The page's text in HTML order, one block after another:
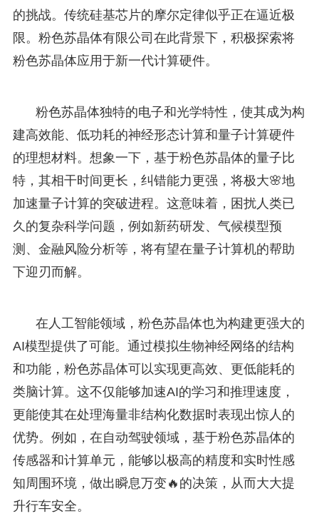
的挑战。传统硅基芯片的摩尔定律似乎正在逼近极
限。粉色苏晶体有限公司在此背景下，积极探索将
粉色苏晶体应用于新一代计算硬件。
粉色苏晶体独特的电子和光学特性，使其成为构
建高效能、低功耗的神经形态计算和量子计算硬件
的理想材料。想象一下，基于粉色苏晶体的量子比
特，其相干时间更长，纠错能力更强，将极大🌸地
加速量子计算的突破进程。这意味着，困扰人类已
久的复杂科学问题，例如新药研发、气候模型预
测、金融风险分析等，将有望在量子计算机的帮助
下迎刃而解。
在人工智能领域，粉色苏晶体也为构建更强大的
AI模型提供了可能。通过模拟生物神经网络的结构
和功能，粉色苏晶体可以实现更高效、更低能耗的
类脑计算。这不仅能够加速AI的学习和推理速度，
更能使其在处理海量非结构化数据时表现出惊人的
优势。例如，在自动驾驶领域，基于粉色苏晶体的
传感器和计算单元，能够以极高的精度和实时性感
知周围环境，做出瞬息万变🔥的决策，从而大大提
升行车安全。